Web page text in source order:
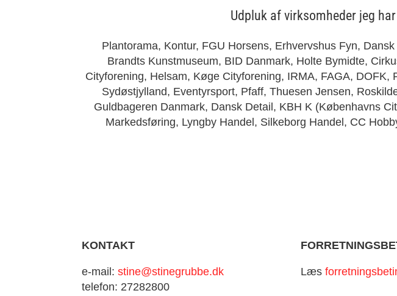
Udpluk af virksomheder jeg
Plantorama, Kontur, FGU Horsens, Erhvervshus Fyn,
Brandts Kunstmuseum, BID Danmark, Holte Bymidte,
Cityforening, Helsam, Køge Cityforening, IRMA, FAGA,
Sydøstjylland, Eventyrsport, Pfaff, Thuesen Jensen,
Guldbageren Danmark, Dansk Detail, KBH K (Københavns
Markedsføring, Lyngby Handel, Silkeborg Handel, CC
KONTAKT
e-mail:stine@stinegrubbe.dk
telefon: 27282800
Læs